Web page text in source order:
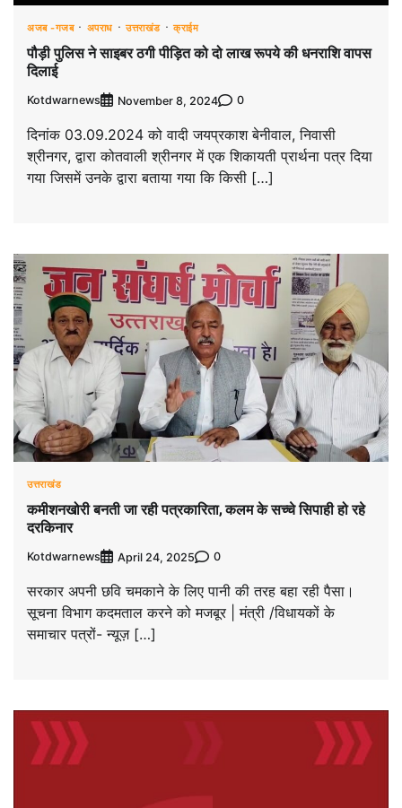
अजब -गजब अपराध उत्तराखंड क्राईम
पौड़ी पुलिस ने साइबर ठगी पीड़ित को दो लाख रूपये की धनराशि वापस
दिलाई
Kotdwarnews November 8, 2024 0
दिनांक 03.09.2024 को वादी जयप्रकाश बेनीवाल, निवासी
श्रीनगर, द्वारा कोतवाली श्रीनगर में एक शिकायती प्रार्थना पत्र दिया
गया जिसमें उनके द्वारा बताया गया कि किसी […]
उत्तराखंड
कमीशनखोरी बनती जा रही पत्रकारिता, कलम के सच्चे सिपाही हो रहे
दरकिनार
Kotdwarnews April 24, 2025 0
सरकार अपनी छवि चमकाने के लिए पानी की तरह बहा रही पैसा।
सूचना विभाग कदमताल करने को मजबूर | मंत्री /विधायकों के
समाचार पत्रों- न्यूज़ […]